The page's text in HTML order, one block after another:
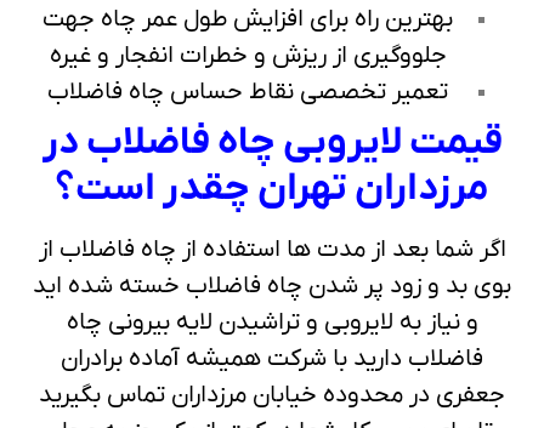
بهترین راه برای افزایش طول عمر چاه جهت
جلووگیری از ریزش و خطرات انفجار و غیره
تعمیر تخصصی نقاط حساس چاه فاضلاب
قیمت لایروبی چاه فاضلاب در
مرزداران تهران چقدر است؟
اگر شما بعد از مدت ها استفاده از چاه فاضلاب از
بوی بد و زود پر شدن چاه فاضلاب خسته شده اید
و نیاز به لایروبی و تراشیدن لایه بیرونی چاه
فاضلاب دارید با شرکت همیشه آماده برادران
جعفری در محدوده خیابان مرزداران تماس بگیرید